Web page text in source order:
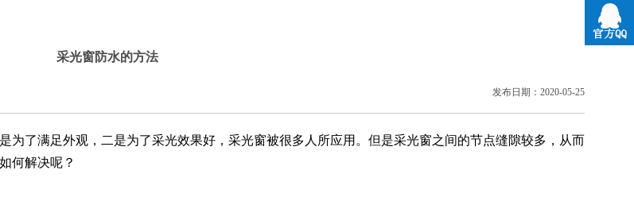
采光窗防水的方法
发布日期：2020-05-25
了满足外观，二是为了采光效果好，采光窗被很多人所应用。但是采光窗之间的节点缝隙较多，从而
何解决呢？